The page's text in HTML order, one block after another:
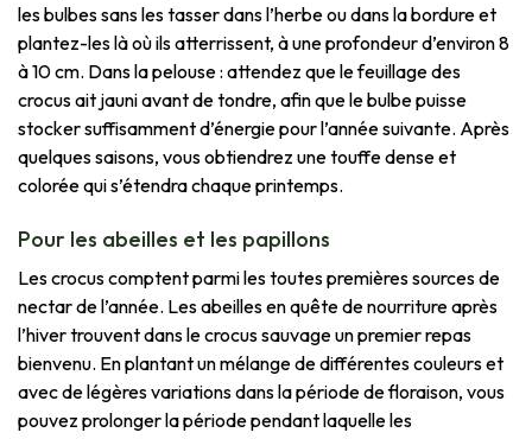
les bulbes sans les tasser dans l’herbe ou dans la bordure et
plantez-les là où ils atterrissent, à une profondeur d’environ 8
à 10 cm. Dans la pelouse : attendez que le feuillage des
crocus ait jauni avant de tondre, afin que le bulbe puisse
stocker suffisamment d’énergie pour l’année suivante. Après
quelques saisons, vous obtiendrez une touffe dense et
colorée qui s’étendra chaque printemps.
Pour les abeilles et les papillons
Les crocus comptent parmi les toutes premières sources de
nectar de l’année. Les abeilles en quête de nourriture après
l’hiver trouvent dans le crocus sauvage un premier repas
bienvenu. En plantant un mélange de différentes couleurs et
avec de légères variations dans la période de floraison, vous
pouvez prolonger la période pendant laquelle les